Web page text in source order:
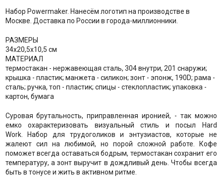
Набор Powermaker. Нанесём логотип на производстве в
Москве. Доставка по России в города-миллионники.
РАЗМЕРЫ
34х20,5х10,5 см
МАТЕРИАЛ
термостакан - нержавеющая сталь, 304 внутри, 201 снаружи;
крышка - пластик; манжета - силикон; зонт - эпонж, 190D; рама -
сталь; ручка, топ - пластик; спицы - стеклопластик; упаковка -
картон, бумага
Суровая брутальность, приправленная иронией, - так можно
емко охарактеризовать визуальный стиль и посыл Hard
Work. Набор для трудоголиков и энтузиастов, которые не
жалеют сил на любимой, но порой сложной работе. Кофе
поможет всегда оставаться бодрым, термостакан сохранит его
температуру, а зонт выручит в дождливый день. Чтобы всегда
быть в тонусе и жить в активном ритме.